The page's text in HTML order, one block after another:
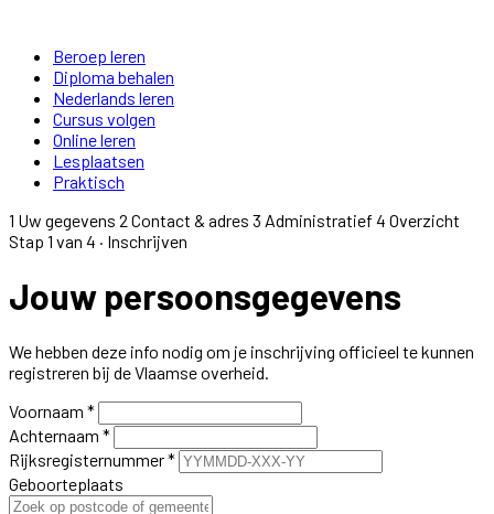
Beroep leren
Diploma behalen
Nederlands leren
Cursus volgen
Online leren
Lesplaatsen
Praktisch
1 Uw gegevens 2 Contact & adres 3 Administratief 4 Overzicht
Stap 1 van 4 · Inschrijven
Jouw persoonsgegevens
We hebben deze info nodig om je inschrijving officieel te kunnen
registreren bij de Vlaamse overheid.
Voornaam *
Achternaam *
Rijksregisternummer*
Geboorteplaats